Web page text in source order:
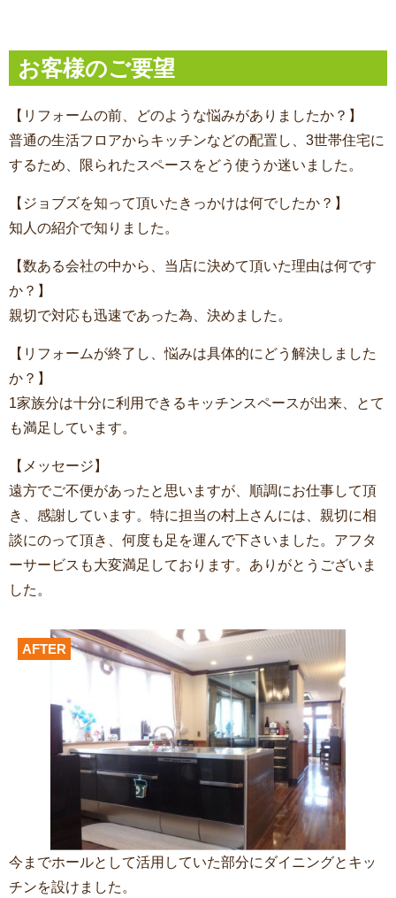
お客様のご要望
【リフォームの前、どのような悩みがありましたか？】
普通の生活フロアからキッチンなどの配置し、3世帯住宅に
するため、限られたスペースをどう使うか迷いました。
【ジョブズを知って頂いたきっかけは何でしたか？】
知人の紹介で知りました。
【数ある会社の中から、当店に決めて頂いた理由は何です
か？】
親切で対応も迅速であった為、決めました。
【リフォームが終了し、悩みは具体的にどう解決しました
か？】
1家族分は十分に利用できるキッチンスペースが出来、とて
も満足しています。
【メッセージ】
遠方でご不便があったと思いますが、順調にお仕事して頂
き、感謝しています。特に担当の村上さんには、親切に相
談にのって頂き、何度も足を運んで下さいました。アフタ
ーサービスも大変満足しております。ありがとうございま
した。
AFTER
今までホールとして活用していた部分にダイニングとキッ
チンを設けました。